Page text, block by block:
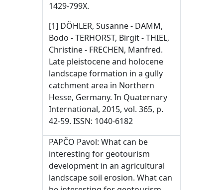
1429-799X.
[1] DÖHLER, Susanne - DAMM,
Bodo - TERHORST, Birgit - THIEL,
Christine - FRECHEN, Manfred.
Late pleistocene and holocene
landscape formation in a gully
catchment area in Northern
Hesse, Germany. In Quaternary
International, 2015, vol. 365, p.
42-59. ISSN: 1040-6182
PAPČO Pavol: What can be
interesting for geotourism
development in an agricultural
landscape soil erosion. What can